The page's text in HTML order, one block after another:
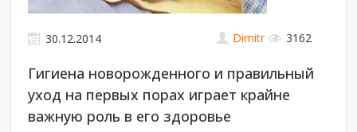
30.12.2014 3162
Dimitr
Гигиена новорожденного и правильный
уход на первых порах играет крайне
важную роль в его здоровье